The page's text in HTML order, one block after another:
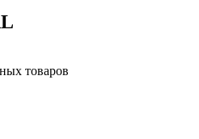
товаров